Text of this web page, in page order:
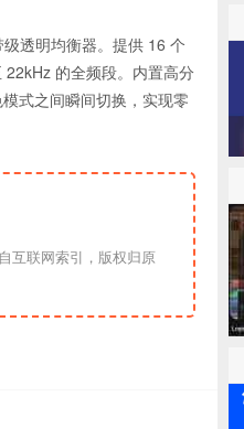
透明均衡器。提供 16 个
的全频段。内置高分
式之间瞬间切换，实现零